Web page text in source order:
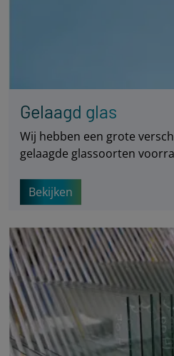
Gelaagd glas
Wij hebben een grote
gelaagde glassoorten
Bekijken